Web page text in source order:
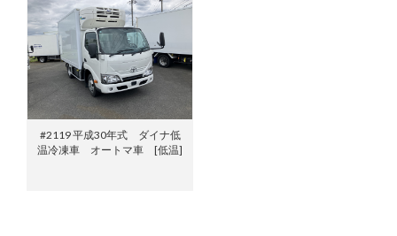
#2119 平成30年式 ダイナ低
温冷凍車 オートマ車 [低温]